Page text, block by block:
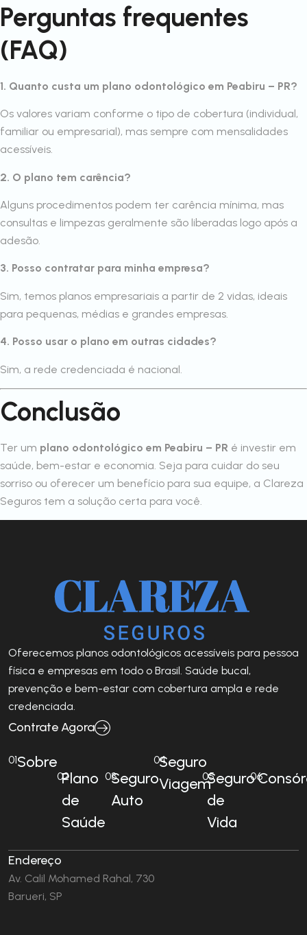
Perguntas frequentes
(FAQ)
1. Quanto custa um plano odontológico em Peabiru – PR?
Os valores variam conforme o tipo de cobertura (individual,
familiar ou empresarial), mas sempre com mensalidades
acessíveis.
2. O plano tem carência?
Alguns procedimentos podem ter carência mínima, mas
consultas e limpezas geralmente são liberadas logo após a
adesão.
3. Posso contratar para minha empresa?
Sim, temos planos empresariais a partir de 2 vidas, ideais
para pequenas, médias e grandes empresas.
4. Posso usar o plano em outras cidades?
Sim, a rede credenciada é nacional.
Conclusão
Ter um plano odontológico em Peabiru – PR é investir em
saúde, bem-estar e economia. Seja para cuidar do seu
sorriso ou oferecer um benefício para sua equipe, a Clareza
Seguros tem a solução certa para você.
Oferecemos planos odontológicos acessíveis para pessoa
física e empresas em todo o Brasil. Saúde bucal,
prevenção e bem-estar com cobertura ampla e rede
credenciada.
Contrate Agora
01Sobre
02Plano
de
Saúde
03Seguro
Auto
04Seguro
Viagem
05Seguro
de
Vida
06
Endereço
Av. Calil Mohamed Rahal, 730
Barueri, SP